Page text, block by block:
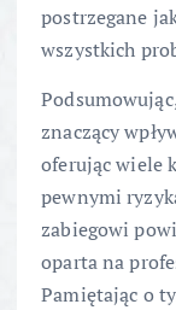
postrzegane
wszystkich
znaczący
oferując wiele
pewnymi
zabiegowi
oparta na
Pamiętając o